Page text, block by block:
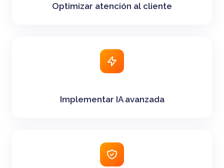
Optimizar atención al cliente
Implementar IA avanzada